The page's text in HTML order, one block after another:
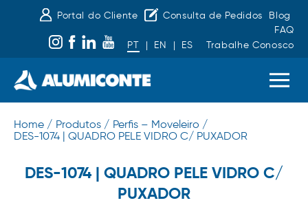
Portal do Cliente Consulta de Pedidos
Blog
FAQ
PT
| EN | ES Trabalhe Conosco
Home / Produtos / Perfis – Moveleiro /
DES-1074 | QUADRO PELE VIDRO C/ PUXADOR
DES-1074 | QUADRO PELE VIDRO C/
PUXADOR